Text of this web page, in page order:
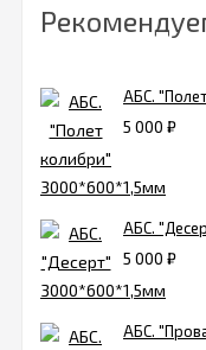
АБС.
5 000 ₽
АБС.
5 000 ₽
АБС.